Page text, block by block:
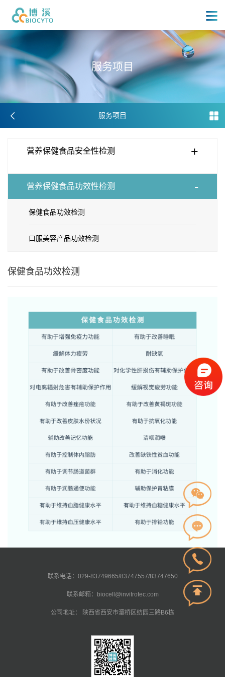
服务项 目
服务项目
营养保健食品安全性检测 +
营养保健食品功效性检测 -
保健食品功效检测
口服美容产品功效检测
保健食品功效检测
联系电话：029-83749665/83747557/83747650
联系邮箱：biocell@invitrotec.com
公司地址： 陕西省西安市灞桥区纺园三路B6栋